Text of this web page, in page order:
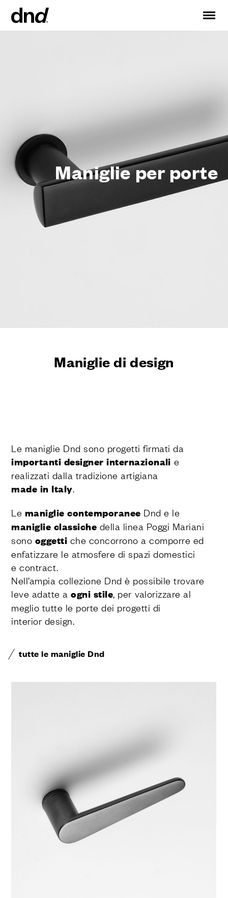
Maniglie per finestre
Maniglioni per porte e portoni
Maniglioni personalizzati
Pomoli per porte
Pomolini e accessori per mobili
Maniglie per porte scorrevoli
Maniglioni per alzante scorrevole
Richiedi assistenza
Maniglie per porte
Maniglie di design
Le maniglie Dnd sono progetti firmati da
importanti designer internazionali e
realizzati dalla tradizione artigiana
made in Italy.
Le maniglie contemporanee Dnd e le
maniglie classiche della linea Poggi Mariani
sono oggetti che concorrono a comporre ed
enfatizzare le atmosfere di spazi domestici
e contract.
Nell’ampia collezione Dnd è possibile trovare
leve adatte aogni stile, per valorizzare al
meglio tutte le porte dei progetti di
interior design.
tutte le maniglie Dnd